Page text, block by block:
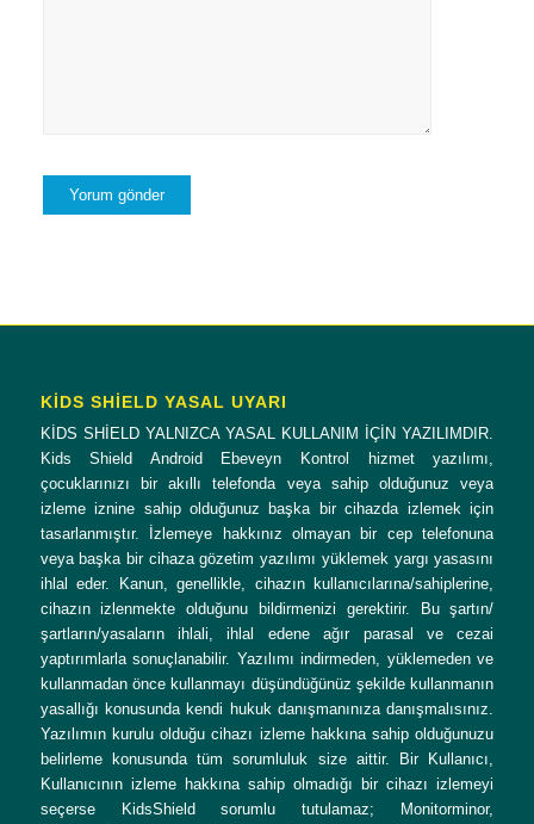
KİDS SHİELD YASAL UYARI
KİDS SHİELD YALNIZCA YASAL KULLANIM İÇİN YAZILIMDIR.
Kids Shield Android Ebeveyn Kontrol hizmet yazılımı,
çocuklarınızı bir akıllı telefonda veya sahip olduğunuz veya
izleme iznine sahip olduğunuz başka bir cihazda izlemek için
tasarlanmıştır. İzlemeye hakkınız olmayan bir cep telefonuna
veya başka bir cihaza gözetim yazılımı yüklemek yargı yasasını
ihlal eder. Kanun, genellikle, cihazın kullanıcılarına/sahiplerine,
cihazın izlenmekte olduğunu bildirmenizi gerektirir. Bu şartın/
şartların/yasaların ihlali, ihlal edene ağır parasal ve cezai
yaptırımlarla sonuçlanabilir. Yazılımı indirmeden, yüklemeden ve
kullanmadan önce kullanmayı düşündüğünüz şekilde kullanmanın
yasallığı konusunda kendi hukuk danışmanınıza danışmalısınız.
Yazılımın kurulu olduğu cihazı izleme hakkına sahip olduğunuzu
belirleme konusunda tüm sorumluluk size aittir. Bir Kullanıcı,
Kullanıcının izleme hakkına sahip olmadığı bir cihazı izlemeyi
seçerse KidsShield sorumlu tutulamaz; Monitorminor,